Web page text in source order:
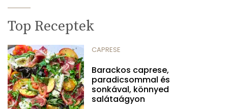
Top Receptek
CAPRESE
Barackos caprese,
paradicsommal és
sonkával, könnyed
salátaágyon